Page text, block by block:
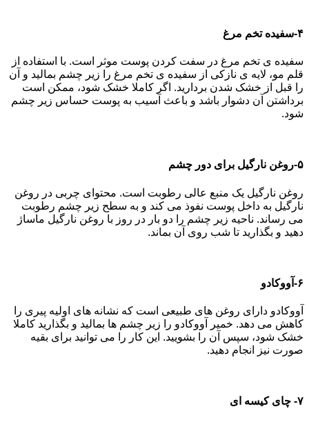
۴-سفیده تخم مرغ
سفیده ی تخم مرغ در سفت کردن پوست موثر است. با استفاده از
قلم مو، لایه ی نازکی از سفیده ی تخم مرغ را زیر چشم بمالید و آن
را قبل از خشک شدن بردارید. اگر کاملا خشک شود، ممکن است
برداشتن آن دشوار باشد و باعث آسیب به پوست حساس زیر چشم
شود.
۵-روغن نارگیل برای دور چشم
روغن نارگیل یک منبع عالی رطوبت است. محتوای چربی در روغن
نارگیل به داخل پوست نفوذ می کند و به سطح زیر چشم رطوبت
می رساند. ناحیه زیر چشم را دو بار در روز با روغن نارگیل ماساژ
دهید و بگذارید تا شب روی آن بماند.
۶-آووکادو
آووکادو دارای روغن های طبیعی است که نشانه های اولیه پیری را
کاهش می دهد. خمیر آووکادو را زیر چشم ها بمالید و بگذارید کاملا
خشک شود، سپس آن را بشویید. این کار را می توانید برای بقیه
صورت نیز انجام دهید.
۷- چای کیسه ای